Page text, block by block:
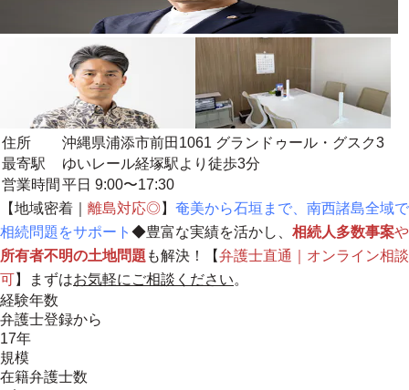
住所
沖縄県浦添市前田1061 グランドゥール・グスク3
最寄駅
ゆいレール経塚駅より徒歩3分
営業時間 平日 9:00〜17:30
【地域密着 離島対応◎】 奄美から石垣まで、南西諸島全域で
相続問題をサポート ◆豊富な実績を活かし、 相続人多数事案や
所有者不明の土地問題 も解決！【弁護士直通｜オンライン相談
可】まずはお気軽にご相談ください。
経験年数
弁護士登録から
17年
規模
在籍弁護士数